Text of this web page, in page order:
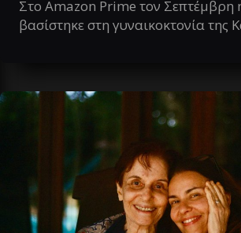
Στο Amazon Prime τον Σεπτέμβρη
βασίστηκε στη γυναικοκτονία της